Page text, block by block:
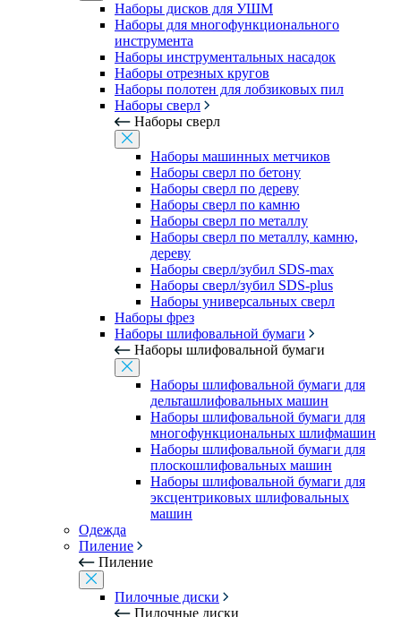
Наборы дисков для УШМ
Наборы для многофункционального
инструмента
Наборы инструментальных насадок
Наборы отрезных кругов
Наборы полотен для лобзиковых пил
Наборы сверл
Наборы сверл
Наборы машинных метчиков
Наборы сверл по бетону
Наборы сверл по дереву
Наборы сверл по камню
Наборы сверл по металлу
Наборы сверл по металлу, камню,
дереву
Наборы сверл/зубил SDS-max
Наборы сверл/зубил SDS-plus
Наборы универсальных сверл
Наборы фрез
Наборы шлифовальной бумаги
Наборы шлифовальной бумаги
Наборы шлифовальной бумаги для
дельташлифовальных машин
Наборы шлифовальной бумаги для
многофункциональных шлифмашин
Наборы шлифовальной бумаги для
плоскошлифовальных машин
Наборы шлифовальной бумаги для
эксцентриковых шлифовальных
машин
Одежда
Пиление
Пиление
Пилочные диски
Пилочные диски